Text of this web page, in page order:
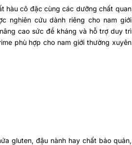
hàu cô đặc cùng các dưỡng chất quan
nghiên cứu dành riêng cho nam giới
cao sức đề kháng và hỗ trợ duy trì
phù hợp cho nam giới thường xuyên
gluten, đậu nành hay chất bảo quản,